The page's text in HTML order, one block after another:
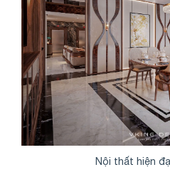
Nội thất hiện